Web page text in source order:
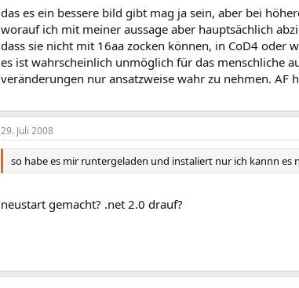
das es ein bessere bild gibt mag ja sein, aber bei
worauf ich mit meiner aussage aber hauptsächlich
dass sie nicht mit 16aa zocken können, in CoD4 oder
es ist wahrscheinlich unmöglich für das menschliche
veränderungen nur ansatzweise wahr zu nehmen. AF
29. Juli 2008
so habe es mir runtergeladen und instaliert nur ich kannn es
neustart gemacht? .net 2.0 drauf?